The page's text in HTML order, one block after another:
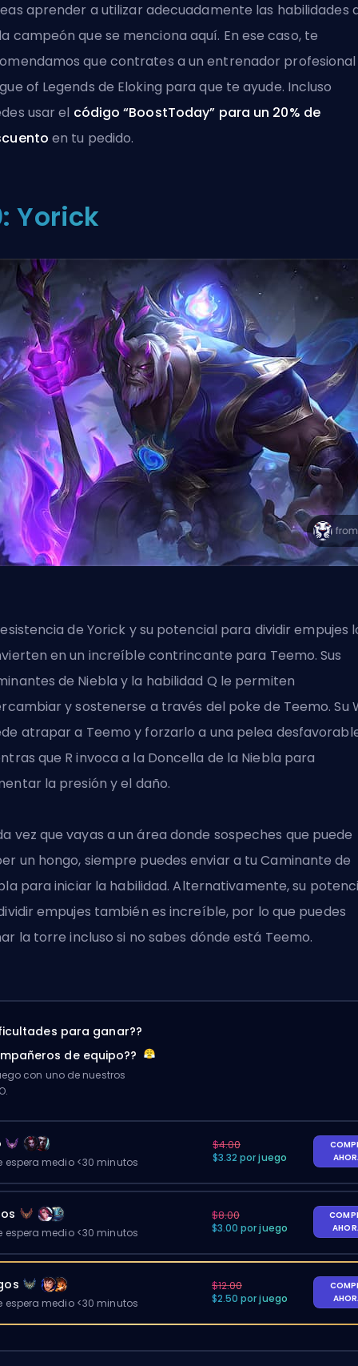
aprender a utilizar adecuadamente las habilidades
campeón que se menciona aquí. En ese caso, te
que contrates a un entrenador
of Legends de Eloking para que te ayude. Incluso
usar el código “BoostToday” para un 20% de
en tu pedido.
Yorick
de Yorick y su potencial para dividir empujes
en un increíble contrincante para Teemo. Sus
de Niebla y la habilidad Q le permiten
y sostenerse a través del poke de Teemo. Su
atrapar a Teemo y forzarlo a una pelea
que R invoca a la Doncella de la Niebla para
la presión y el daño.
vez que vayas a un área donde sospeches que puede
un hongo, siempre puedes enviar a tu Caminante de
para iniciar la habilidad. Alternativamente, su
empujes también es increíble, por lo que puedes
la torre incluso si no sabes dónde está Teemo.
para ganar??
de equipo??
con uno de nuestros
espera medio <30 minutos
$4.00
$3.32 por juego
espera medio <30 minutos
$8.00
$3.00 por juego
espera medio <30 minutos
$12.00
$2.50 por juego